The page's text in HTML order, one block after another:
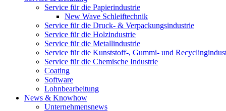
Service für die Papierindustrie
New Wave Schleiftechnik
Service für die Druck- & Verpackungsindustrie
Service für die Holzindustrie
Service für die Metallindustrie
Service für die Kunststoff-, Gummi- und
Service für die Chemische Industrie
Coating
Software
Lohnbearbeitung
News & Knowhow
Unternehmensnews